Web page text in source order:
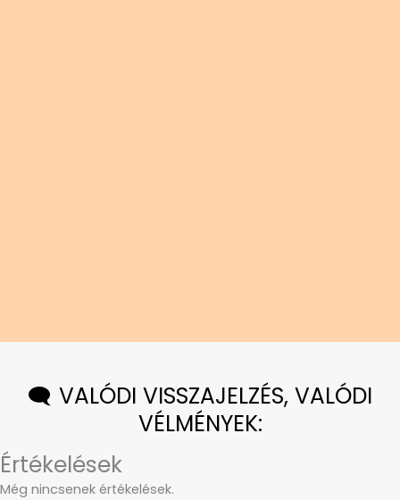
🗨️ VALÓDI VISSZAJELZÉS, VALÓDI
VÉLMÉNYEK:
Értékelések
Még nincsenek értékelések.